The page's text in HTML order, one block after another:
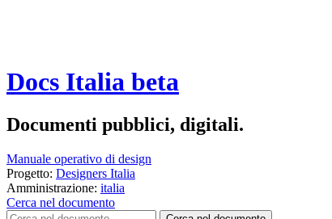
Docs Italia beta
Documenti pubblici, digitali.
Manuale operativo di design
Progetto: Designers Italia
Amministrazione: italia
Cerca nel documento